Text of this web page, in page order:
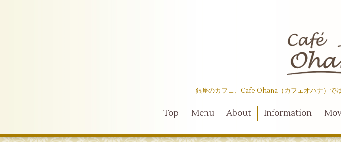
銀座のカフェ、Cafe Ohana（カフェオハナ）で
Top Menu About Information